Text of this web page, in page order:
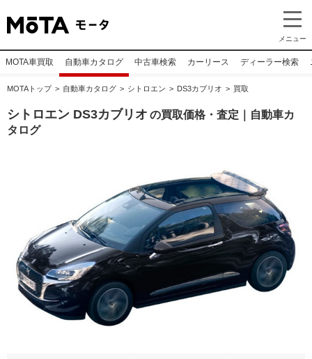
メニュー
MOTA車買取 自動車カタログ 中古車検索 カーリース ディーラー検索
MOTAトップ 自動車カタログ シトロエン DS3カブリオ 買取
シトロエン DS3カブリオ の買取価格・査定｜自動車カ
タログ